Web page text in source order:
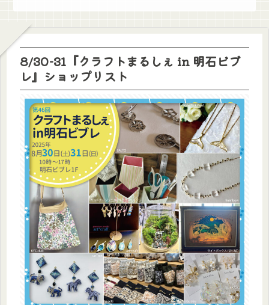
8/30-31『クラフトまるしぇ in 明石ビブ
レ』ショップリスト